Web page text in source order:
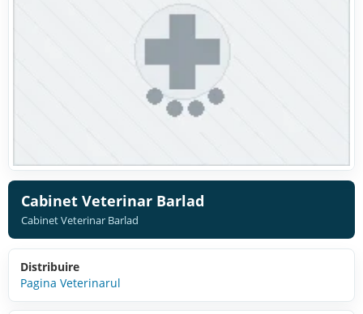
Cabinet Veterinar Barlad
Cabinet Veterinar Barlad
Distribuire
Pagina Veterinarul